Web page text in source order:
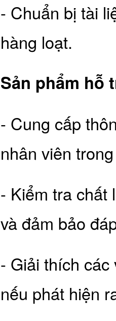
- Chuẩn bị tài
hàng loạt.
Sản phẩm hỗ
- Cung cấp
nhân viên
- Kiểm tra chất
và đảm bảo
- Giải thích các
nếu phát hiện